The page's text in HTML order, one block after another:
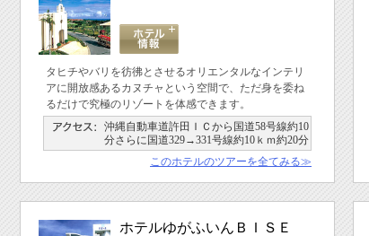
タヒチやバリを彷彿とさせるオリエンタルなインテリ
アに開放感あるカヌチャという空間で、ただ身を委ね
るだけで究極のリゾートを体感できます。
沖縄自動車道許田ＩＣから国道58号線約10
分さらに国道329→331号線約10ｋｍ約20分
このホテルのツアーを全てみる≫
ホテルゆがふいんＢＩＳＥ